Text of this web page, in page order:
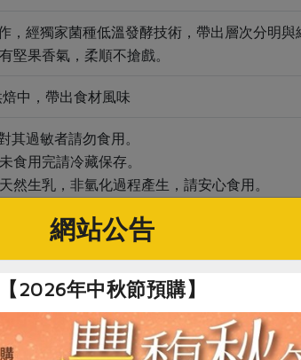
，經獨家菌種低溫發酵技術，帶出層次分明與
堅果香氣，柔順不搶戲。
中，帶出食材風味
其過敏者請勿食用。
食用完請冷藏保存。
然生乳，非氫化過程產生，請安心食用。
關鍵字
食品 # 無鹽奶油 # 奶油
網站公告
【2026年中秋節預購】